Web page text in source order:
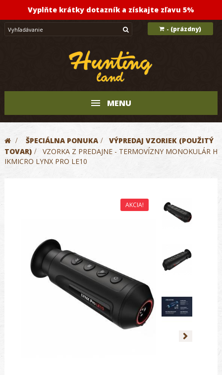
Vyplňte krátky dotazník a získajte zľavu 5%
- (prázdny)
MENU
> ŠPECIÁLNA PONUKA >
VÝPREDAJ VZORIEK (POUŽITÝ
TOVAR) >
VZORKA Z PREDAJNE - TERMOVÍZNY MONOKULÁR H
IKMICRO LYNX PRO LE10
AKCIA!